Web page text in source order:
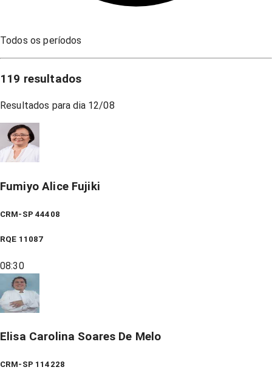
Todos os períodos
119 resultados
Resultados para dia 12/08
Fumiyo Alice Fujiki
CRM-SP 44408
RQE 11087
08:30
Elisa Carolina Soares De Melo
CRM-SP 114228